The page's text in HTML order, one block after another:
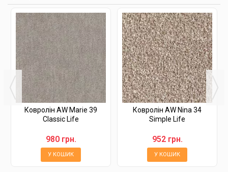
Ковролін AW Marie 39
Classic Life
980 грн.
У КОШИК
Ковролін AW Nina 34
Simple Life
952 грн.
У КОШИК